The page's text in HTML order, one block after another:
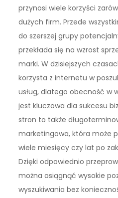
przynosi wiele korzyści
dużych firm. Przede
do szerszej grupy
przekłada się na wzrost
marki. W dzisiejszych
korzysta z internetu w
usług, dlatego obecność w
jest kluczowa dla sukcesu
stron to także
marketingowa, która może
wiele miesięcy czy lat po
Dzięki odpowiednio
można osiągnąć wysokie
wyszukiwania bez